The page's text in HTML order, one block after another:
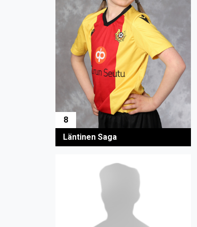
8
Läntinen Saga